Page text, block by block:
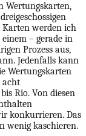
Wertungskarten,
Karten werden ich
– gerade in
Prozess aus,
Jedenfalls kann
Wertungskarten
acht
Rio. Von diesen
konkurrieren. Das
wenig kaschieren.